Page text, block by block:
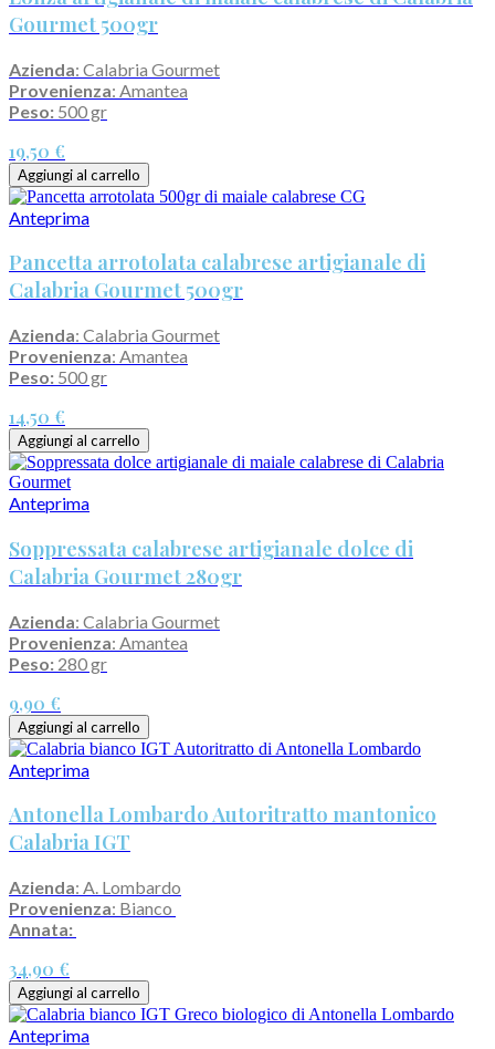
Gourmet 500gr
Azienda: Calabria Gourmet
Provenienza: Amantea
Peso: 500 gr
19,50 €
Aggiungi al carrello
Anteprima
Pancetta arrotolata calabrese artigianale di
Calabria Gourmet 500gr
Azienda: Calabria Gourmet
Provenienza: Amantea
Peso: 500 gr
14,50 €
Aggiungi al carrello
Anteprima
Soppressata calabrese artigianale dolce di
Calabria Gourmet 280gr
Azienda: Calabria Gourmet
Provenienza: Amantea
Peso: 280 gr
9,90 €
Aggiungi al carrello
Anteprima
Antonella Lombardo Autoritratto mantonico
Calabria IGT
Azienda: A. Lombardo
Provenienza: Bianco
Annata:
34,90 €
Aggiungi al carrello
Anteprima